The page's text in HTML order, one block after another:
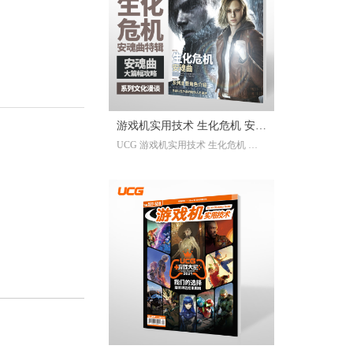
已经帮你全部整合完毕。2025年度
的游戏资讯，看这一本就足够。
继承自UCG每年的年度特辑及合
刊，我们最经典的游戏大年鉴、游
戏大盘点栏目依然在线；年年有今
日岁岁有今朝，UCG小编们心目中
以聚众锐评环节，想要来围观吐槽
的朋友们也请绝对不要放过。此
多打赢复活赛的攻略栏目“实用至上
主义”——最全面的游戏盘点，最详
尽的年鉴资料，更有小而美周边随
限定版档位一起赠送，收藏价值妥
游戏机实用技术 生化危机 安魂
曲特辑
UCG 游戏机实用技术 生化危机 安